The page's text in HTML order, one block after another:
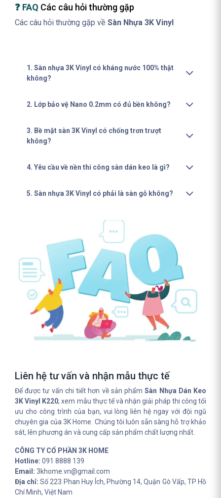
❓ FAQ Các câu hỏi thường gặp
Các câu hỏi thường gặp về Sàn Nhựa 3K Vinyl
1. Sàn nhựa 3K Vinyl có kháng nước 100% thật
không?
2. Lớp bảo vệ Nano 0.2mm có đủ bền không?
3. Bề mặt sàn 3K Vinyl có chống trơn trượt
không?
4. Yêu cầu về nền thi công sàn dán keo là gì?
5. Sàn nhựa 3K Vinyl có phải là sàn gỗ không?
Liên hệ tư vấn và nhận mẫu thực tế
Để được tư vấn chi tiết hơn về sản phẩmSàn Nhựa Dán Keo
3K Vinyl K220, xem mẫu thực tế và nhận giải pháp thi công tối
ưu cho công trình của bạn, vui lòng liên hệ ngay với đội ngũ
chuyên gia của 3K Home. Chúng tôi luôn sẵn sàng hỗ trợ khảo
sát, lên phương án và cung cấp sản phẩm chất lượng nhất.
CÔNG TY CỔ PHẦN 3K HOME
Hotline: 091 8888 139
Email: 3khome.vn@gmail.com
Địa chỉ: Số 223 Phan Huy Ích, Phường 14, Quận Gò Vấp, TP Hồ
Chí Minh, Việt Nam